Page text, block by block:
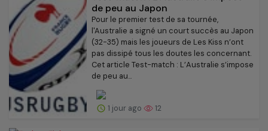
de peu au Japon
Pour le premier test de sa tournée,
l'Australie a signé un court succès au Japon
(32-35) mais les joueurs de Les Kiss n’ont
pas dissipé tous les doutes les concernant.
Cet article Test-match : L’Australie s’impose
de peu au...
1 jour ago 12